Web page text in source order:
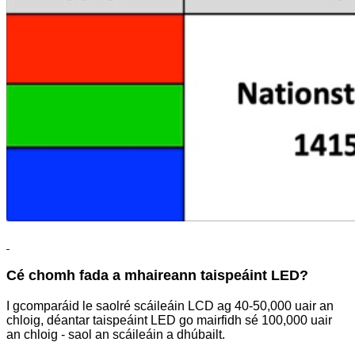
Cé chomh fada a mhaireann taispeáint LED?
I gcomparáid le saolré scáileáin LCD ag 40-50,000 uair an
chloig, déantar taispeáint LED go mairfidh sé 100,000 uair
an chloig - saol an scáileáin a dhúbailt.